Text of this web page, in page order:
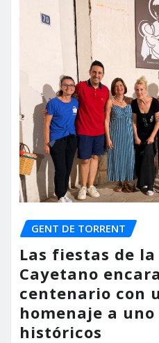
GENT DE TORRENT
Las fiestas de la
Cayetano
centenario con
homenaje a
históricos